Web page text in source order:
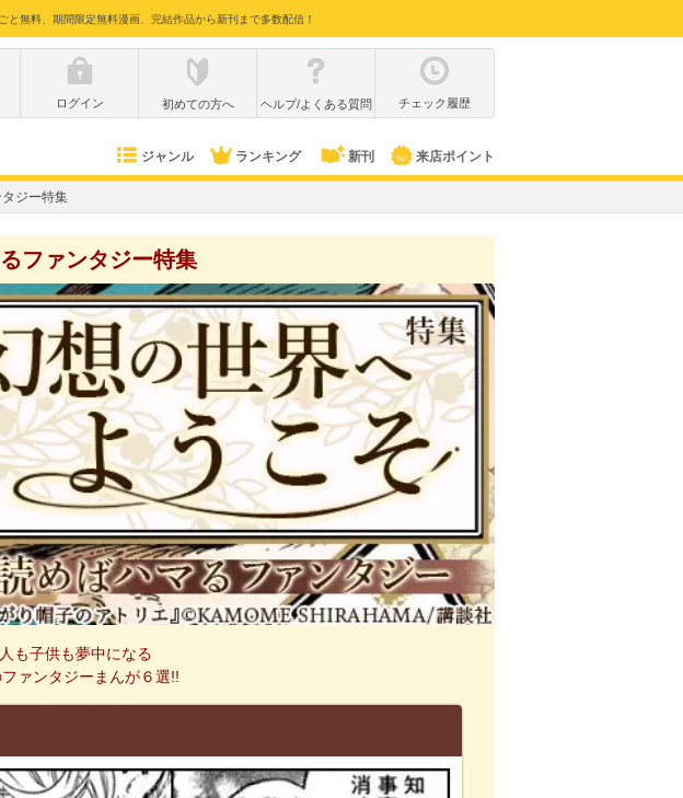
無料、期間限定無料漫画、完結作品から新刊まで多数配信！
ログイン 初めての方へ ヘルプ/よくある質問 チェック履歴
ジャンル ランキング 新刊 来店ポイント
ジー特集
ファンタジー特集
も子供も夢中になる
ァンタジーまんが６選!!